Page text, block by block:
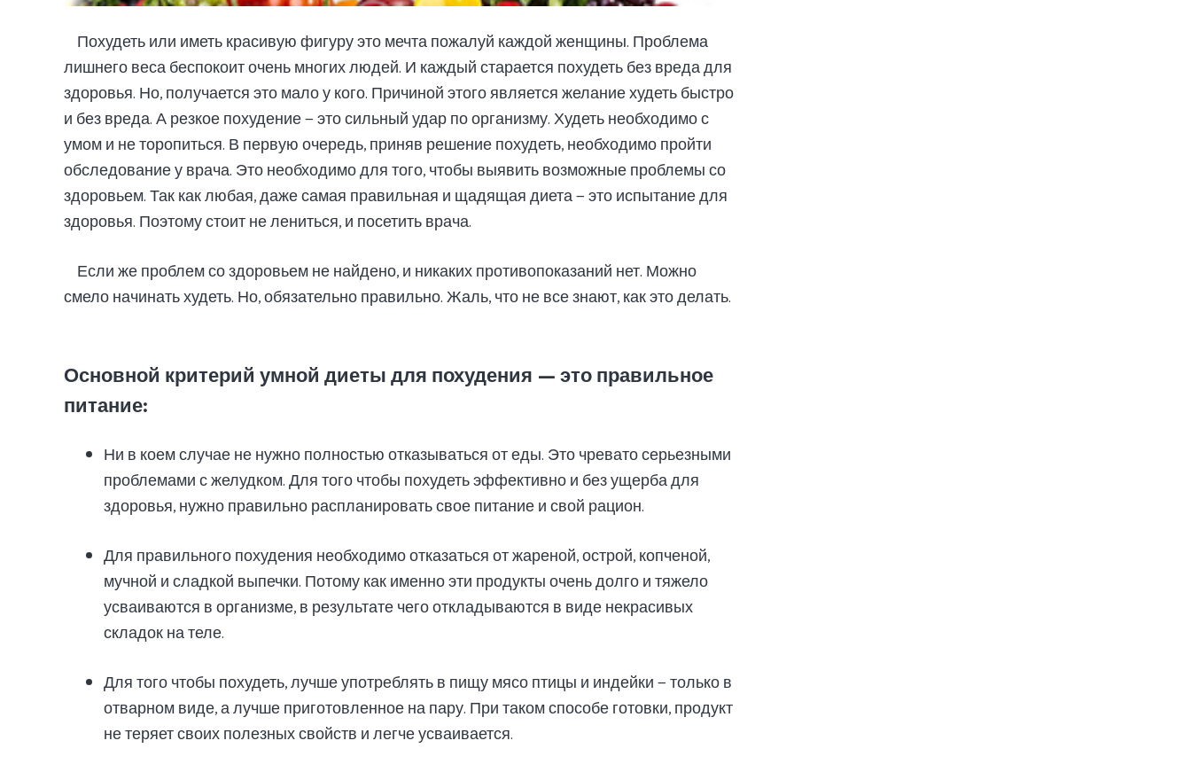
Похудеть или иметь красивую фигуру это мечта пожалуй каждой женщины. Проблема
лишнего веса беспокоит очень многих людей. И каждый старается похудеть без вреда для
здоровья. Но, получается это мало у кого. Причиной этого является желание худеть быстро
и без вреда. А резкое похудение — это сильный удар по организму. Худеть необходимо с
умом и не торопиться. В первую очередь, приняв решение похудеть, необходимо пройти
обследование у врача. Это необходимо для того, чтобы выявить возможные проблемы со
здоровьем. Так как любая, даже самая правильная и щадящая диета — это испытание для
здоровья. Поэтому стоит не лениться, и посетить врача.
Если же проблем со здоровьем не найдено, и никаких противопоказаний нет. Можно
смело начинать худеть. Но, обязательно правильно. Жаль, что не все знают, как это делать.
Основной критерий умной диеты для похудения — это правильное
питание:
Ни в коем случае не нужно полностью отказываться от еды. Это чревато серьезными
проблемами с желудком. Для того чтобы похудеть эффективно и без ущерба для
здоровья, нужно правильно распланировать свое питание и свой рацион.
Для правильного похудения необходимо отказаться от жареной, острой, копченой,
мучной и сладкой выпечки. Потому как именно эти продукты очень долго и тяжело
усваиваются в организме, в результате чего откладываются в виде некрасивых
складок на теле.
Для того чтобы похудеть, лучше употреблять в пищу мясо птицы и индейки — только в
отварном виде, а лучше приготовленное на пару. При таком способе готовки, продукт
не теряет своих полезных свойств и легче усваивается.